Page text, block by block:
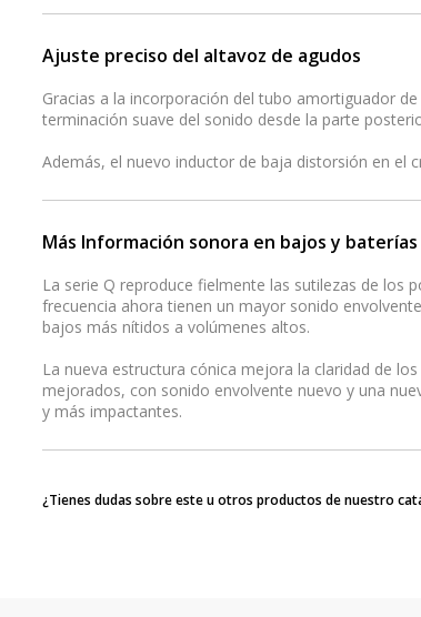
Ajuste preciso del altavoz de agudos
Gracias a la incorporación del tubo amortiguador
terminación suave del sonido desde la parte
Además, el nuevo inductor de baja distorsión en el
Más Información sonora en bajos y baterías
La serie Q reproduce fielmente las sutilezas de los
frecuencia ahora tienen un mayor sonido
bajos más nítidos a volúmenes altos.
La nueva estructura cónica mejora la claridad de
mejorados, con sonido envolvente nuevo y una
y más impactantes.
¿Tienes dudas sobre este u otros productos de nuestro